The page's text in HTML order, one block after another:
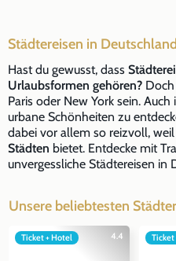
Städtereisen in
Hast du gewusst, dass
Urlaubsformen gehören?
Paris oder New York sein.
urbane Schönheiten zu
dabei vor allem so reizvoll,
Städten bietet. Entdecke mit
unvergessliche Städtereisen in
Unsere beliebtesten
4.4
Ticket + Hotel Ticket